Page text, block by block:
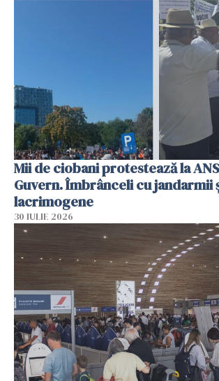
Mii de ciobani protestează la
Guvern. Îmbrânceli cu jandarmii
lacrimogene
30 IULIE 2026